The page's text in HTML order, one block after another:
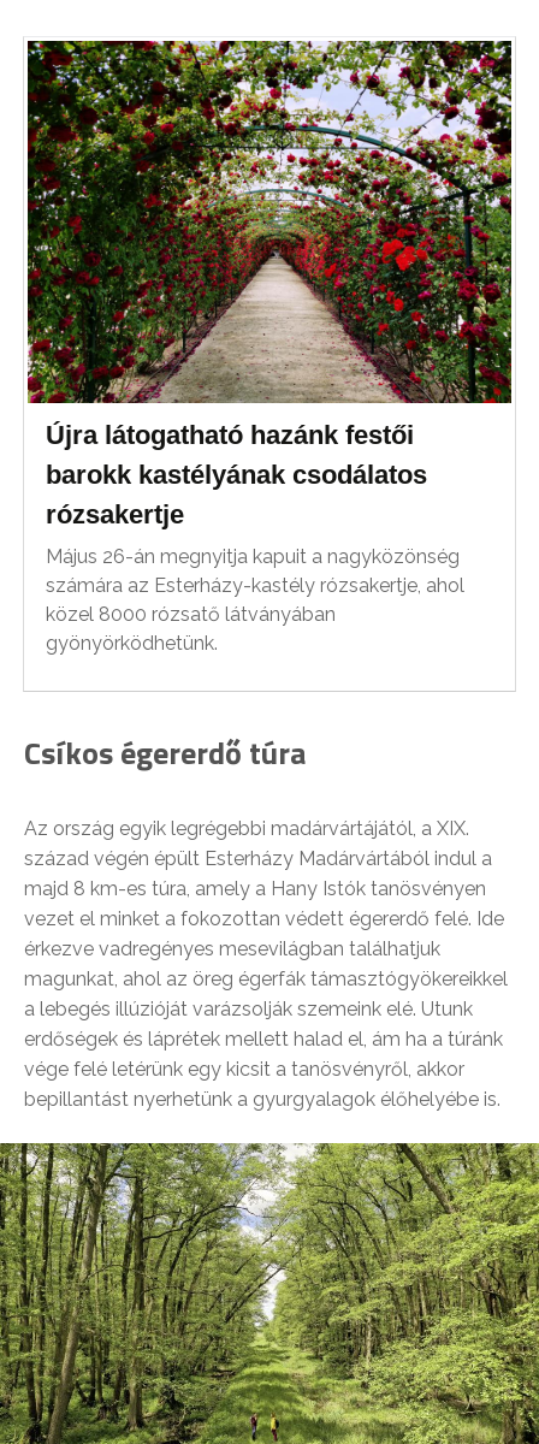
Újra látogatható hazánk festői
barokk kastélyának csodálatos
rózsakertje
Május 26-án megnyitja kapuit a nagyközönség
számára az Esterházy-kastély rózsakertje, ahol
közel 8000 rózsatő látványában
gyönyörködhetünk.
Csíkos égererdő túra
Az ország egyik legrégebbi madárvártájától, a XIX.
század végén épült Esterházy Madárvártából indul a
majd 8 km-es túra, amely a Hany Istók tanösvényen
vezet el minket a fokozottan védett égererdő felé. Ide
érkezve vadregényes mesevilágban találhatjuk
magunkat, ahol az öreg égerfák támasztógyökereikkel
a lebegés illúzióját varázsolják szemeink elé. Utunk
erdőségek és láprétek mellett halad el, ám ha a túránk
vége felé letérünk egy kicsit a tanösvényről, akkor
bepillantást nyerhetünk a gyurgyalagok élőhelyébe is.